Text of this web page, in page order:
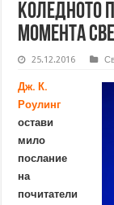
Коледното
момента
25.12.2016
Дж. К.
Роулинг
остави
мило
послание
на
почитатели